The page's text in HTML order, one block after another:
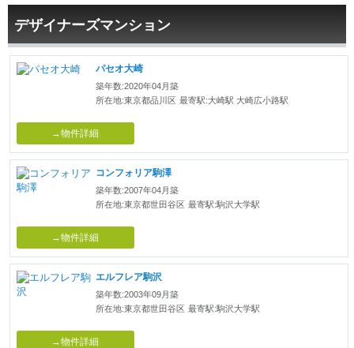
デザイナーズマンション
パセオ大崎
築年数:2020年04月築
所在地:東京都品川区 最寄駅:大崎駅 大崎広小路駅
→物件詳細
コンフォリア駒澤
築年数:2007年04月築
所在地:東京都世田谷区 最寄駅:駒沢大学駅
→物件詳細
エルフレア駒沢
築年数:2003年09月築
所在地:東京都世田谷区 最寄駅:駒沢大学駅
→物件詳細